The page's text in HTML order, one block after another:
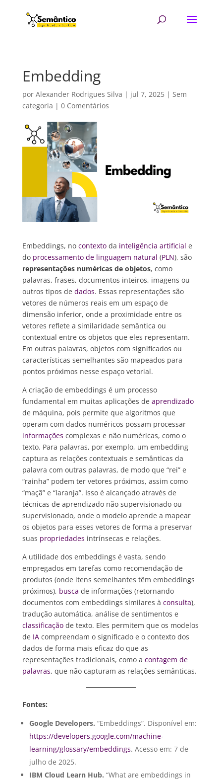
Embedding
por Alexander Rodrigues Silva | jul 7, 2025| Sem
categoria | 0 Comentários
Embeddings, no contextoda inteligência artificial e
do processamento de linguagem natural (PLN), são
representações numéricas de objetos, como
palavras, frases, documentos inteiros, imagens ou
outros tipos de dados. Essas representações são
vetores de números reais em um espaço de
dimensão inferior, onde a proximidade entre os
vetores reflete a similaridade semântica ou
contextual entre os objetos que eles representam.
Em outras palavras, objetos com significados ou
características semelhantes são mapeados para
pontos próximos nesse espaço vetorial.
A criação de embeddings é um processo
fundamental em muitas aplicações de aprendizado
de máquina, pois permite que algoritmos que
operam com dados numéricos possam processar
informações complexas e não numéricas, como o
texto. Para palavras, por exemplo, um embedding
captura as relações contextuais e semânticas da
palavra com outras palavras, de modo que “rei” e
“rainha” podem ter vetores próximos, assim como
“maçã” e “laranja”. Isso é alcançado através de
técnicas de aprendizado não supervisionado ou
supervisionado, onde o modelo aprende a mapear
os objetos para esses vetores de forma a preservar
suas propriedades intrínsecas e relações.
A utilidade dos embeddings é vasta, sendo
empregados em tarefas como recomendação de
produtos (onde itens semelhantes têm embeddings
próximos), busca de informações (retornando
documentos com embeddings similares à consulta),
tradução automática, análise de sentimentos e
classificaçãode texto. Eles permitem que os modelos
de IAcompreendam o significado e o contexto dos
dados de forma mais eficaz do que as
representações tradicionais, como a contagem de
palavras, que não capturam as relações semânticas.
Fontes:
Google Developers. “Embeddings”. Disponível em:
https://developers.google.com/machine-
learning/glossary/embeddings. Acesso em: 7 de
julho de 2025.
IBM Cloud Learn Hub. “What are embeddings in